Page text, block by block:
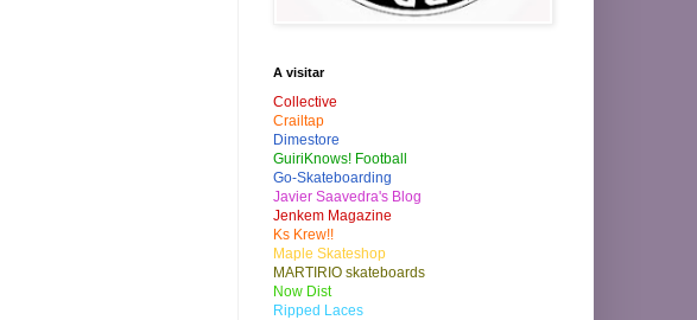
A visitar
Collective
Crailtap
Dimestore
GuiriKnows! Football
Go-Skateboarding
Javier Saavedra's Blog
Jenkem Magazine
Ks Krew!!
Maple Skateshop
MARTIRIO skateboards
Now Dist
Ripped Laces